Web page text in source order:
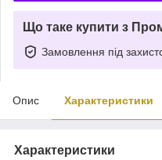
Що таке купити з
Замовлення під
Опис Характеристики
Характеристики